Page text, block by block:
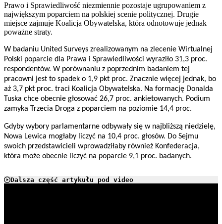
Prawo i Sprawiedliwość niezmiennie pozostaje ugrupowaniem z
największym poparciem na polskiej scenie politycznej. Drugie
miejsce zajmuje Koalicja Obywatelska, która odnotowuje jednak
poważne straty.
W badaniu United Surveys zrealizowanym na zlecenie Wirtualnej
Polski poparcie dla Prawa i Sprawiedliwości wyraziło 31,3 proc.
respondentów. W porównaniu z poprzednim badaniem tej
pracowni jest to spadek o 1,9 pkt proc. Znacznie więcej jednak, bo
aż 3,7 pkt proc. traci Koalicja Obywatelska. Na formację Donalda
Tuska chce obecnie głosować 26,7 proc. ankietowanych. Podium
zamyka Trzecia Droga z poparciem na poziomie 14,4 proc.
Gdyby wybory parlamentarne odbywały się w najbliższą niedzielę,
Nowa Lewica mogłaby liczyć na 10,4 proc. głosów. Do Sejmu
swoich przedstawicieli wprowadziłaby również Konfederacja,
która może obecnie liczyć na poparcie 9,1 proc. badanych.
Dalsza część artykułu pod video